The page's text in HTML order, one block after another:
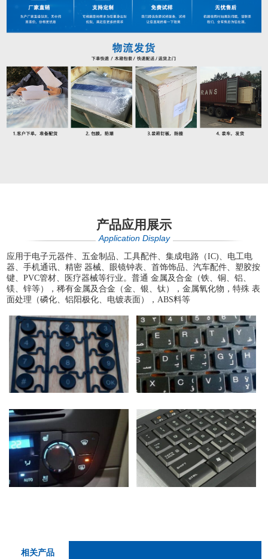
产品应用展示
Application Display
应用于电子元器件、五金制品、工具配件、集成电路（IC)、电工电
器、手机通讯、精密 器械、眼镜钟表、首饰饰品、汽车配件、塑胶按
键、PVC管材、医疗器械等行业。普通 金属及合金（铁、铜、铝、
镁、锌等），稀有金属及合金（金、银、钛），金属氧化物，特殊 表
面处理（磷化、铝阳极化、电镀表面），ABS料等
相关产品